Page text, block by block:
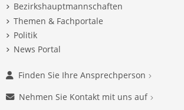
Bezirkshauptmannschaften
Themen & Fachportale
Politik
News Portal
Finden Sie Ihre Ansprechperson
Nehmen Sie Kontakt mit uns auf